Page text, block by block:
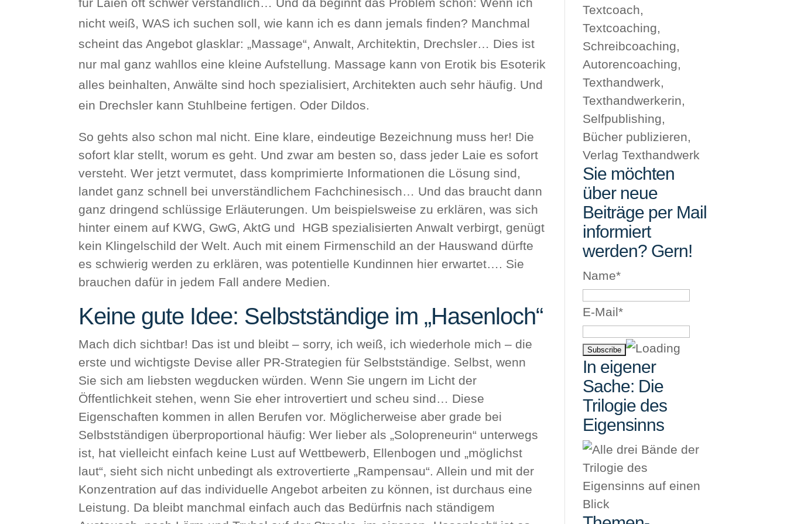
nicht weiß, WAS ich suchen soll, wie kann ich es dann jemals finden? Manchmal
scheint das Angebot glasklar: „Massage“, Anwalt, Architektin, Drechsler… Dies ist
nur mal ganz wahllos eine kleine Aufstellung. Massage kann von Erotik bis Esoterik
alles beinhalten, Anwälte sind hoch spezialisiert, Architekten auch sehr häufig. Und
ein Drechsler kann Stuhlbeine fertigen. Oder Dildos.
So gehts also schon mal nicht. Eine klare, eindeutige Bezeichnung muss her! Die
sofort klar stellt, worum es geht. Und zwar am besten so, dass jeder Laie es sofort
versteht. Wer jetzt vermutet, dass komprimierte Informationen die Lösung sind,
landet ganz schnell bei unverständlichem Fachchinesisch… Und das braucht dann
ganz dringend schlüssige Erläuterungen. Um beispielsweise zu erklären, was sich
hinter einem auf KWG, GwG, AktG und HGB spezialisierten Anwalt verbirgt, genügt
kein Klingelschild der Welt. Auch mit einem Firmenschild an der Hauswand dürfte
es schwierig werden zu erklären, was potentielle Kundinnen hier erwartet…. Sie
brauchen dafür in jedem Fall andere Medien.
Keine gute Idee: Selbstständige im „Hasenloch“
Mach dich sichtbar! Das ist und bleibt – sorry, ich weiß, ich wiederhole mich – die
erste und wichtigste Devise aller PR-Strategien für Selbstständige. Selbst, wenn
Sie sich am liebsten wegducken würden. Wenn Sie ungern im Licht der
Öffentlichkeit stehen, wenn Sie eher introvertiert und scheu sind… Diese
Eigenschaften kommen in allen Berufen vor. Möglicherweise aber grade bei
Selbstständigen überproportional häufig: Wer lieber als „Solopreneurin“ unterwegs
ist, hat vielleicht einfach keine Lust auf Wettbewerb, Ellenbogen und „möglichst
laut“, sieht sich nicht unbedingt als extrovertierte „Rampensau“. Allein und mit der
Konzentration auf das individuelle Angebot arbeiten zu können, ist durchaus eine
Leistung. Da bleibt manchmal einfach auch das Bedürfnis nach ständigem
Sie möchten
über neue
Beiträge per Mail
informiert
werden? Gern!
Name*
E-Mail*
In eigener
Sache: Die
Trilogie des
Eigensinns